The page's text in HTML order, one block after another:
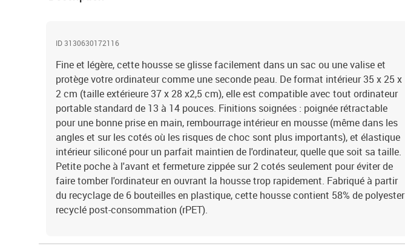
ID 3130630172116
Fine et légère, cette housse se glisse facilement dans un sac ou une valise et
protège votre ordinateur comme une seconde peau. De format intérieur 35 x 25 x
2 cm (taille extérieure 37 x 28 x2,5 cm), elle est compatible avec tout ordinateur
portable standard de 13 à 14 pouces. Finitions soignées : poignée rétractable
pour une bonne prise en main, rembourrage intérieur en mousse (même dans les
angles et sur les cotés où les risques de choc sont plus importants), et élastique
intérieur siliconé pour un parfait maintien de l'ordinateur, quelle que soit sa taille.
Petite poche à l'avant et fermeture zippée sur 2 cotés seulement pour éviter de
faire tomber l'ordinateur en ouvrant la housse trop rapidement. Fabriqué à partir
du recyclage de 6 bouteilles en plastique, cette housse contient 58% de polyester
recyclé post-consommation (rPET).